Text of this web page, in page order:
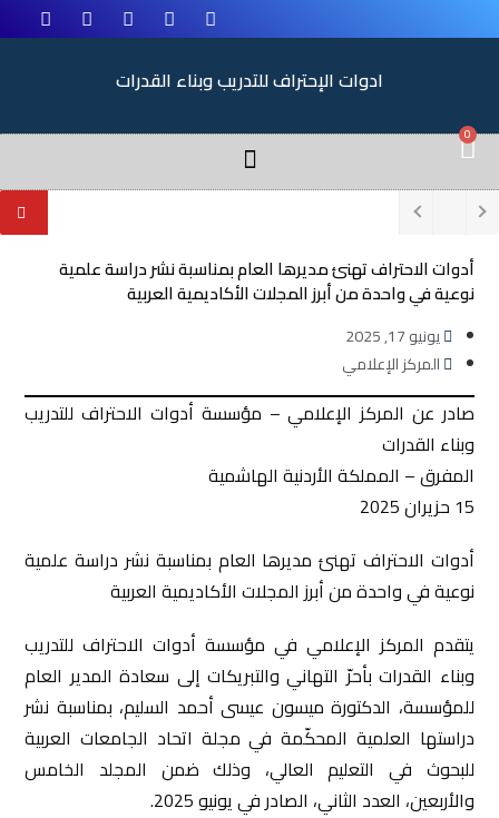
ادوات الإحتراف للتدريب وبناء القدرات
0
أدوات الاحتراف تهنئ مديرها العام بمناسبة نشر دراسة علمية
نوعية في واحدة من أبرز المجلات الأكاديمية العربية
يونيو 17, 2025
المركز الإعلامي
صادر عن المركز الإعلامي – مؤسسة أدوات الاحتراف للتدريب
وبناء القدرات
المفرق – المملكة الأردنية الهاشمية
15 حزيران 2025
أدوات الاحتراف تهنئ مديرها العام بمناسبة نشر دراسة علمية
نوعية في واحدة من أبرز المجلات الأكاديمية العربية
يتقدم المركز الإعلامي في مؤسسة أدوات الاحتراف للتدريب
وبناء القدرات بأحرّ التهاني والتبريكات إلى سعادة المدير العام
للمؤسسة، الدكتورة ميسون عيسى أحمد السليم، بمناسبة نشر
دراستها العلمية المحكّمة في مجلة اتحاد الجامعات العربية
للبحوث في التعليم العالي، وذلك ضمن المجلد الخامس
والأربعين، العدد الثاني، الصادر في يونيو 2025.